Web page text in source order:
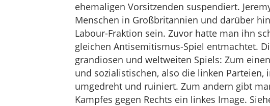
ehemaligen Vorsitzenden suspendiert.
Menschen in Großbritannien und darüber
Labour-Fraktion sein. Zuvor hatte man ihn
gleichen Antisemitismus-Spiel entmachtet.
grandiosen und weltweiten Spiels: Zum
und sozialistischen, also die linken
umgedreht und ruiniert. Zum andern gibt
Kampfes gegen Rechts ein linkes Image.